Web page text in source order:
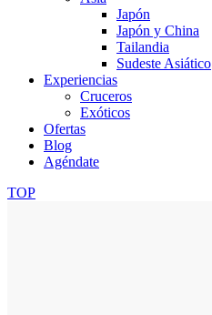
Japón
Japón y China
Tailandia
Sudeste Asiático
Experiencias
Cruceros
Exóticos
Ofertas
Blog
Agéndate
TOP